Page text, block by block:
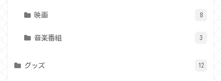
映画 8
音楽番組 3
グッズ 12